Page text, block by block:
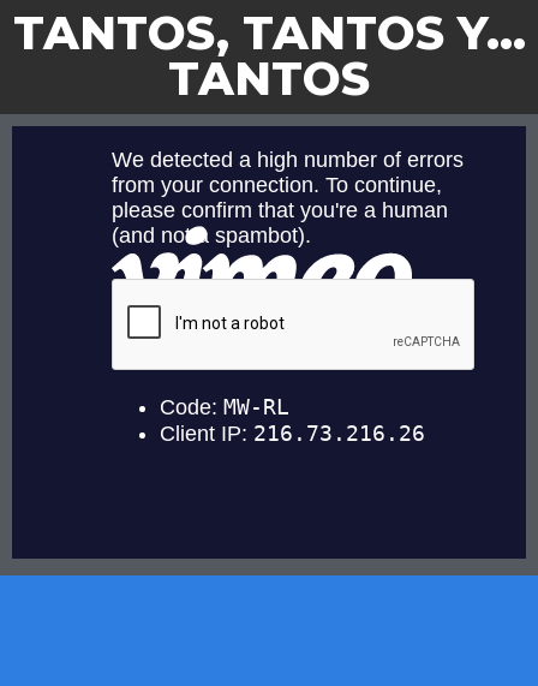
TANTOS, TANTOS Y…
TANTOS